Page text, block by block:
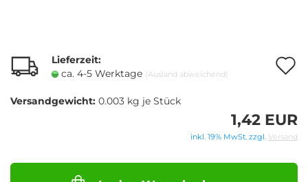
Lieferzeit:
ca. 4-5 Werktage (Ausland abweichend)
Versandgewicht: 0.003 kg je Stück
1,42 EUR
inkl. 19% MwSt. zzgl. Versand